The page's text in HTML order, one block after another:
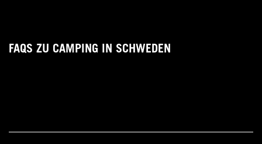
FAQS ZU CAMPING IN SCHWEDEN